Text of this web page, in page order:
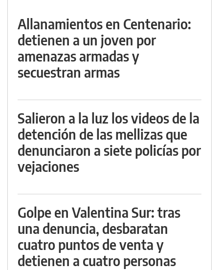
Allanamientos en Centenario:
detienen a un joven por
amenazas armadas y
secuestran armas
Salieron a la luz los videos de la
detención de las mellizas que
denunciaron a siete policías por
vejaciones
Golpe en Valentina Sur: tras
una denuncia, desbaratan
cuatro puntos de venta y
detienen a cuatro personas